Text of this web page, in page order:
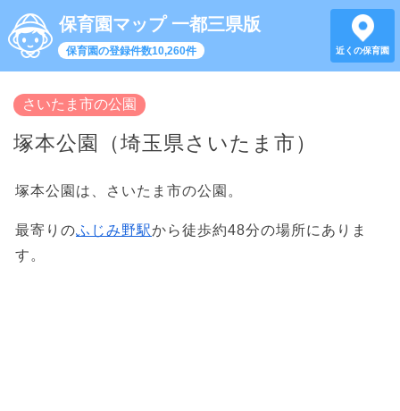
保育園マップ 一都三県版
保育園の登録件数10,260件 近くの保育園
さいたま市の公園
塚本公園（埼玉県さいたま市）
塚本公園は、さいたま市の公園。
最寄りのふじみ野駅から徒歩約48分の場所にありま
す。